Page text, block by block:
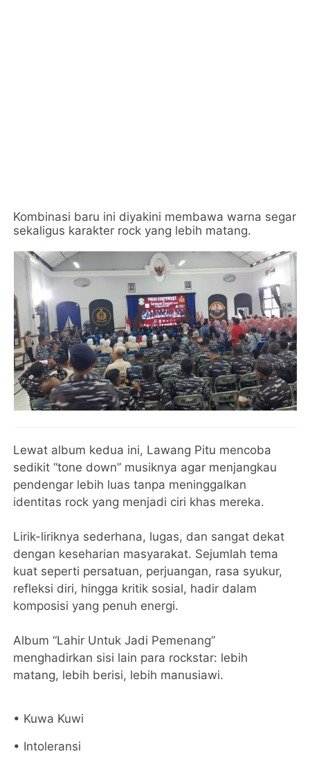
Kombinasi baru ini diyakini membawa warna segar
sekaligus karakter rock yang lebih matang.
Lewat album kedua ini, Lawang Pitu mencoba
sedikit “tone down” musiknya agar menjangkau
pendengar lebih luas tanpa meninggalkan
identitas rock yang menjadi ciri khas mereka.
Lirik-liriknya sederhana, lugas, dan sangat dekat
dengan keseharian masyarakat. Sejumlah tema
kuat seperti persatuan, perjuangan, rasa syukur,
refleksi diri, hingga kritik sosial, hadir dalam
komposisi yang penuh energi.
Album “Lahir Untuk Jadi Pemenang”
menghadirkan sisi lain para rockstar: lebih
matang, lebih berisi, lebih manusiawi.
• Kuwa Kuwi
• Intoleransi